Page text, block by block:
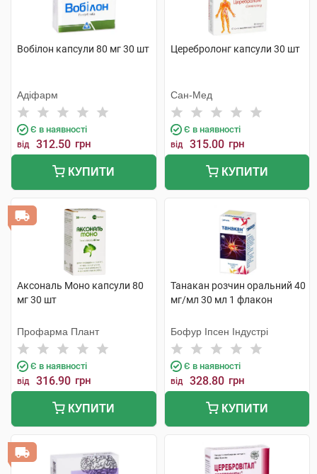
Вобілон капсули 80 мг 30 шт
Адіфарм
Є в наявності
від 312.50 грн
КУПИТИ
Церебролонг капсули 30 шт
Cан-Мед
Є в наявності
від 315.00 грн
КУПИТИ
Аксональ Моно капсули 80
мг 30 шт
Профарма Плант
Є в наявності
від 316.90 грн
КУПИТИ
Танакан розчин оральний 40
мг/мл 30 мл 1 флакон
Бофур Іпсен Індустрі
Є в наявності
від 328.80 грн
КУПИТИ